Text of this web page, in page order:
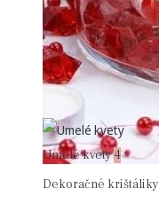
Dekoračné krištáliky
Umelé kvety4